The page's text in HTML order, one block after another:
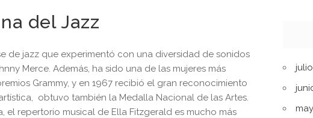
del Jazz
de jazz que experimentó con una diversidad de sonidos
Merce. Además, ha sido una de las mujeres más
Grammy, y en 1967 recibió el gran reconocimiento
obtuvo también la Medalla Nacional de las Artes.
repertorio musical de Ella Fitzgerald es mucho más